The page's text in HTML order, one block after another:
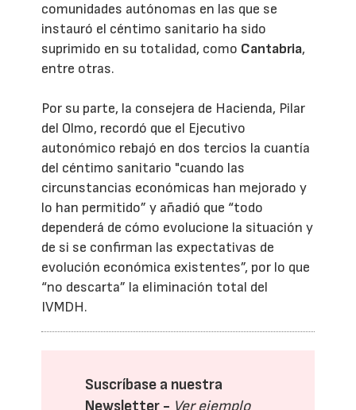
comunidades autónomas en las que se
instauró el céntimo sanitario ha sido
suprimido en su totalidad, como Cantabria,
entre otras.
Por su parte, la consejera de Hacienda, Pilar
del Olmo, recordó que el Ejecutivo
autonómico rebajó en dos tercios la cuantía
del céntimo sanitario "cuando las
circunstancias económicas han mejorado y
lo han permitido” y añadió que “todo
dependerá de cómo evolucione la situación y
de si se confirman las expectativas de
evolución económica existentes”, por lo que
“no descarta” la eliminación total del
IVMDH.
Suscríbase a nuestra